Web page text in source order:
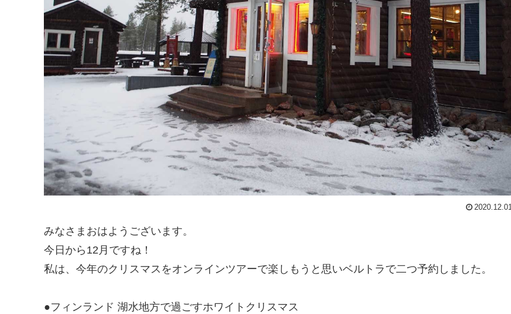
2020.12.01
みなさまおはようございます。
今日から12月ですね！
私は、今年のクリスマスをオンラインツアーで楽しもうと思いベルトラで二つ予約しました。
●フィンランド 湖水地方で過ごすホワイトクリスマス